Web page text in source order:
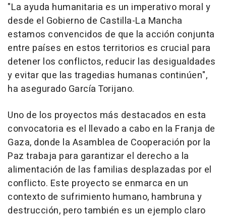
"La ayuda humanitaria es un imperativo moral y
desde el Gobierno de Castilla-La Mancha
estamos convencidos de que la acción conjunta
entre países en estos territorios es crucial para
detener los conflictos, reducir las desigualdades
y evitar que las tragedias humanas continúen",
ha asegurado García Torijano.
Uno de los proyectos más destacados en esta
convocatoria es el llevado a cabo en la Franja de
Gaza, donde la Asamblea de Cooperación por la
Paz trabaja para garantizar el derecho a la
alimentación de las familias desplazadas por el
conflicto. Este proyecto se enmarca en un
contexto de sufrimiento humano, hambruna y
destrucción, pero también es un ejemplo claro